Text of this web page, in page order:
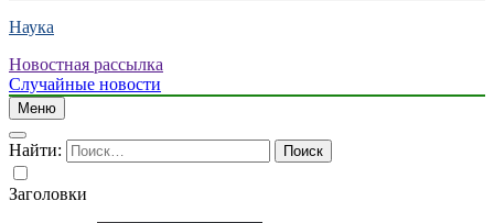
Наука
Новостная рассылка
Случайные новости
Меню
Найти:
Заголовки